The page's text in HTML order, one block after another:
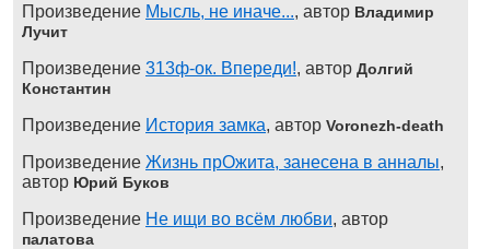
Произведение Мысль, не иначе..., автор Владимир
Лучит
Произведение 313ф-ок. Впереди!, автор Долгий
Константин
Произведение История замка, автор Voronezh-death
Произведение Жизнь прОжита, занесена в анналы,
автор Юрий Буков
Произведение Не ищи во всём любви, автор
палатова